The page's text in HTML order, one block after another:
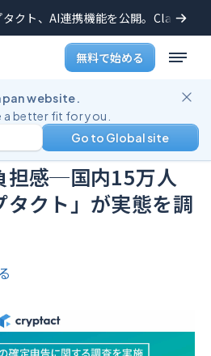
タクト、AI連携機能を公開。Claude
無料で始める
website.
a better fit for you.
Go to Global site
告、ツール未使用
担感─国内15万人
クト」が実態を調